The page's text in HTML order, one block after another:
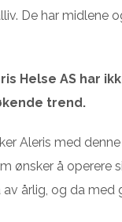
De har midlene
Helse AS har
trend.
Aleris med
ønsker å operere
årlig, og da med